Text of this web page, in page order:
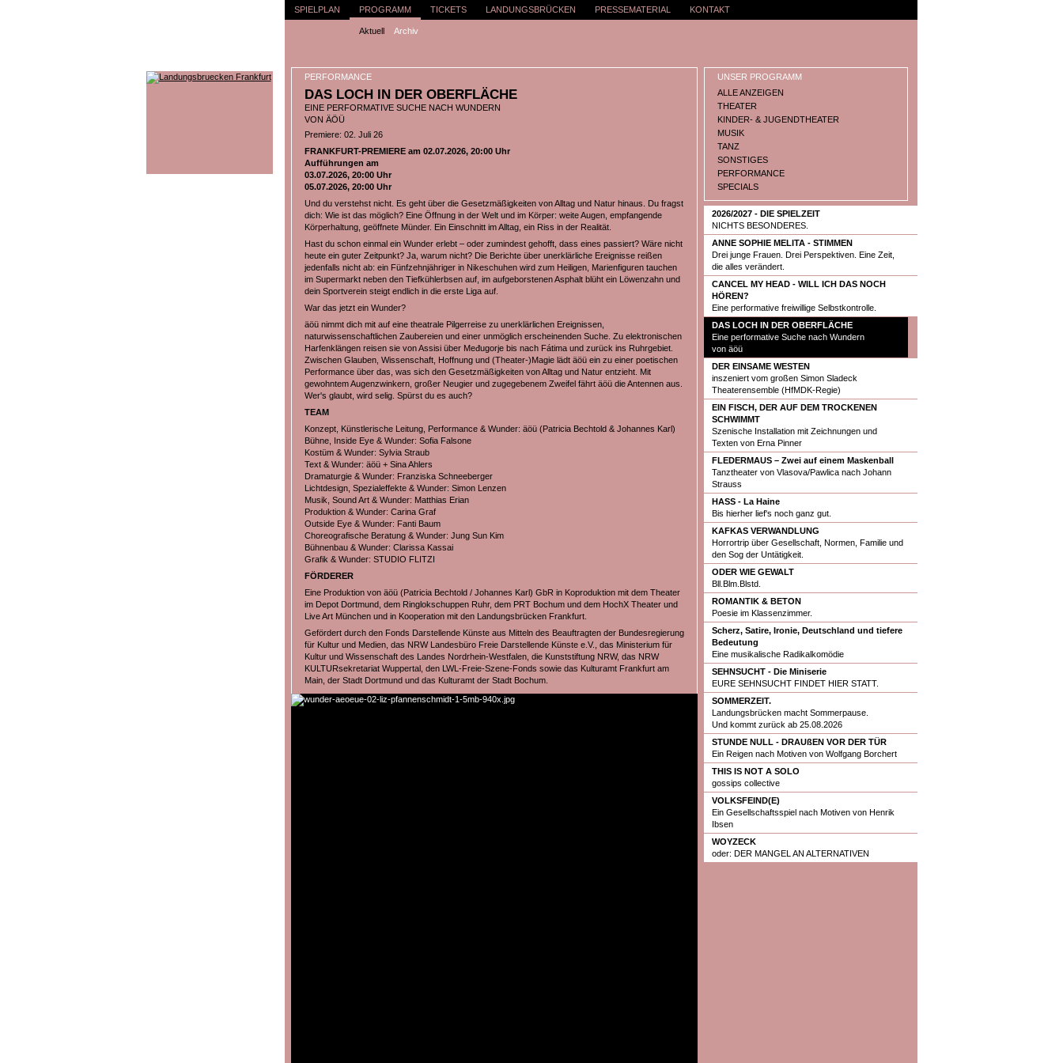
SPIELPLAN PROGRAMM
Aktuell Archiv
TICKETS LANDUNGSBRÜCKEN PRESSEMATERIAL KONTAKT
PERFORMANCE
DAS LOCH IN DER OBERFLÄCHE
EINE PERFORMATIVE SUCHE NACH WUNDERN
VON ÄÖÜ
Premiere: 02. Juli 26
FRANKFURT-PREMIERE am 02.07.2026, 20:00 Uhr
Aufführungen am
03.07.2026, 20:00 Uhr
05.07.2026, 20:00 Uhr
Und du verstehst nicht. Es geht über die Gesetzmäßigkeiten von Alltag und Natur hinaus. Du fragst
dich: Wie ist das möglich? Eine Öffnung in der Welt und im Körper: weite Augen, empfangende
Körperhaltung, geöffnete Münder. Ein Einschnitt im Alltag, ein Riss in der Realität.
Hast du schon einmal ein Wunder erlebt – oder zumindest gehofft, dass eines passiert? Wäre nicht
heute ein guter Zeitpunkt? Ja, warum nicht? Die Berichte über unerklärliche Ereignisse reißen
jedenfalls nicht ab: ein Fünfzehnjähriger in Nikeschuhen wird zum Heiligen, Marienfiguren tauchen
im Supermarkt neben den Tiefkühlerbsen auf, im aufgeborstenen Asphalt blüht ein Löwenzahn und
dein Sportverein steigt endlich in die erste Liga auf.
War das jetzt ein Wunder?
äöü nimmt dich mit auf eine theatrale Pilgerreise zu unerklärlichen Ereignissen,
naturwissenschaftlichen Zaubereien und einer unmöglich erscheinenden Suche. Zu elektronischen
Harfenklängen reisen sie von Assisi über Međugorje bis nach Fátima und zurück ins Ruhrgebiet.
Zwischen Glauben, Wissenschaft, Hoffnung und (Theater-)Magie lädt äöü ein zu einer poetischen
Performance über das, was sich den Gesetzmäßigkeiten von Alltag und Natur entzieht. Mit
gewohntem Augenzwinkern, großer Neugier und zugegebenem Zweifel fährt äöü die Antennen aus.
Wer's glaubt, wird selig. Spürst du es auch?
TEAM
Konzept, Künstlerische Leitung, Performance & Wunder: äöü (Patricia Bechtold & Johannes Karl)
Bühne, Inside Eye & Wunder: Sofia Falsone
Kostüm & Wunder: Sylvia Straub
Text & Wunder: äöü + Sina Ahlers
Dramaturgie & Wunder: Franziska Schneeberger
Lichtdesign, Spezialeffekte & Wunder: Simon Lenzen
Musik, Sound Art & Wunder: Matthias Erian
Produktion & Wunder: Carina Graf
Outside Eye & Wunder: Fanti Baum
Choreografische Beratung & Wunder: Jung Sun Kim
Bühnenbau & Wunder: Clarissa Kassai
Grafik & Wunder: STUDIO FLITZI
FÖRDERER
Eine Produktion von äöü (Patricia Bechtold / Johannes Karl) GbR in Koproduktion mit dem Theater
im Depot Dortmund, dem Ringlokschuppen Ruhr, dem PRT Bochum und dem HochX Theater und
Live Art München und in Kooperation mit den Landungsbrücken Frankfurt.
Gefördert durch den Fonds Darstellende Künste aus Mitteln des Beauftragten der Bundesregierung
für Kultur und Medien, das NRW Landesbüro Freie Darstellende Künste e.V., das Ministerium für
Kultur und Wissenschaft des Landes Nordrhein-Westfalen, die Kunststiftung NRW, das NRW
KULTURsekretariat Wuppertal, den LWL-Freie-Szene-Fonds sowie das Kulturamt Frankfurt am
Main, der Stadt Dortmund und das Kulturamt der Stadt Bochum.
UNSER PROGRAMM
ALLE ANZEIGEN
THEATER
KINDER- & JUGENDTHEATER
MUSIK
TANZ
SONSTIGES
PERFORMANCE
SPECIALS
2026/2027 - DIE SPIELZEIT
NICHTS BESONDERES.
ANNE SOPHIE MELITA - STIMMEN
Drei junge Frauen. Drei Perspektiven. Eine Zeit,
die alles verändert.
CANCEL MY HEAD - WILL ICH DAS NOCH
HÖREN?
Eine performative freiwillige Selbstkontrolle.
DAS LOCH IN DER OBERFLÄCHE
Eine performative Suche nach Wundern
von äöü
DER EINSAME WESTEN
inszeniert vom großen Simon Sladeck
Theaterensemble (HfMDK-Regie)
EIN FISCH, DER AUF DEM TROCKENEN
SCHWIMMT
Szenische Installation mit Zeichnungen und
Texten von Erna Pinner
FLEDERMAUS – Zwei auf einem Maskenball
Tanztheater von Vlasova/Pawlica nach Johann
Strauss
HASS - La Haine
Bis hierher lief's noch ganz gut.
KAFKAS VERWANDLUNG
Horrortrip über Gesellschaft, Normen, Familie und
den Sog der Untätigkeit.
ODER WIE GEWALT
Bll.Blm.Blstd.
ROMANTIK & BETON
Poesie im Klassenzimmer.
Scherz, Satire, Ironie, Deutschland und tiefere
Bedeutung
Eine musikalische Radikalkomödie
SEHNSUCHT - Die Miniserie
EURE SEHNSUCHT FINDET HIER STATT.
SOMMERZEIT.
Landungsbrücken macht Sommerpause.
Und kommt zurück ab 25.08.2026
STUNDE NULL - DRAUßEN VOR DER TÜR
Ein Reigen nach Motiven von Wolfgang Borchert
THIS IS NOT A SOLO
gossips collective
VOLKSFEIND(E)
Ein Gesellschaftsspiel nach Motiven von Henrik
Ibsen
WOYZECK
oder: DER MANGEL AN ALTERNATIVEN